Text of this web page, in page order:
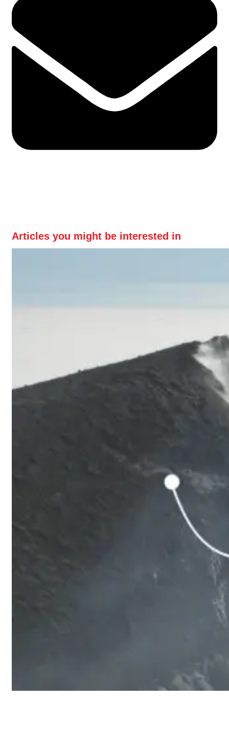
Articles you might be interested in